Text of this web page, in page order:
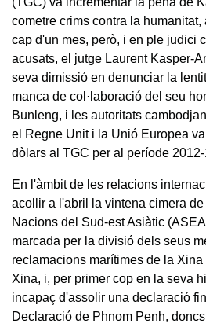
cometre crims contra la humanitat,
cap d'un mes, però, i en ple judici
acusats, el jutge Laurent Kasper-
seva dimissió en denunciar la
manca de col·laboració del seu
Bunleng, i les autoritats
el Regne Unit i la Unió Europea
dòlars al TGC per al període 2012-
En l'àmbit de les relacions
acollir a l'abril la vintena cimera
Nacions del Sud-est Asiàtic
marcada per la divisió dels seus
reclamacions marítimes de la
Xina, i, per primer cop en la seva
incapaç d'assolir una declaració
Declaració de Phnom Penh,